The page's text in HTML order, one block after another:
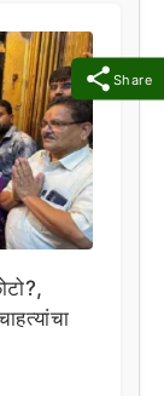
Share